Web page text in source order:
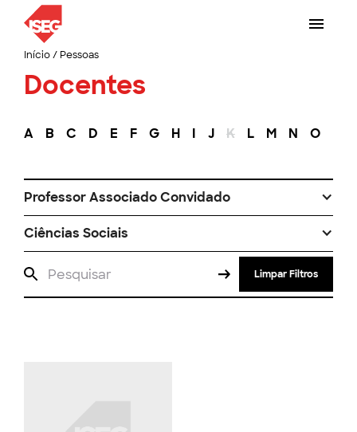
Início/ Pessoas
Docentes
A B C D E F G H I J K L M N O
Professor Associado Convidado
Ciências Sociais
Limpar Filtros